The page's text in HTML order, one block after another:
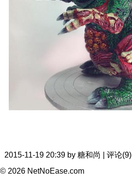
2015-11-19 20:39 by 糖和尚 | 评论(9)
© 2026 NetNoEase.com